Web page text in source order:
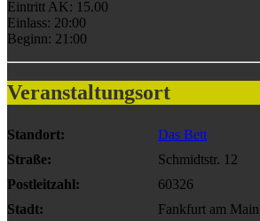
Eintritt AK: 15.00
Einlass: 20:00
Beginn: 21:00
Veranstaltungsort
Standort:
Das Bett
Straße:
Schmidtstr. 12
Postleitzahl:
60326
Stadt:
Fankfurt am Main